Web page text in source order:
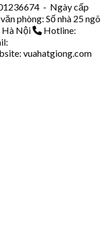
- Ngày cấp
phòng: Số nhà 25 ngõ
Hà Nội
Hotline:
vuahatgiong.com